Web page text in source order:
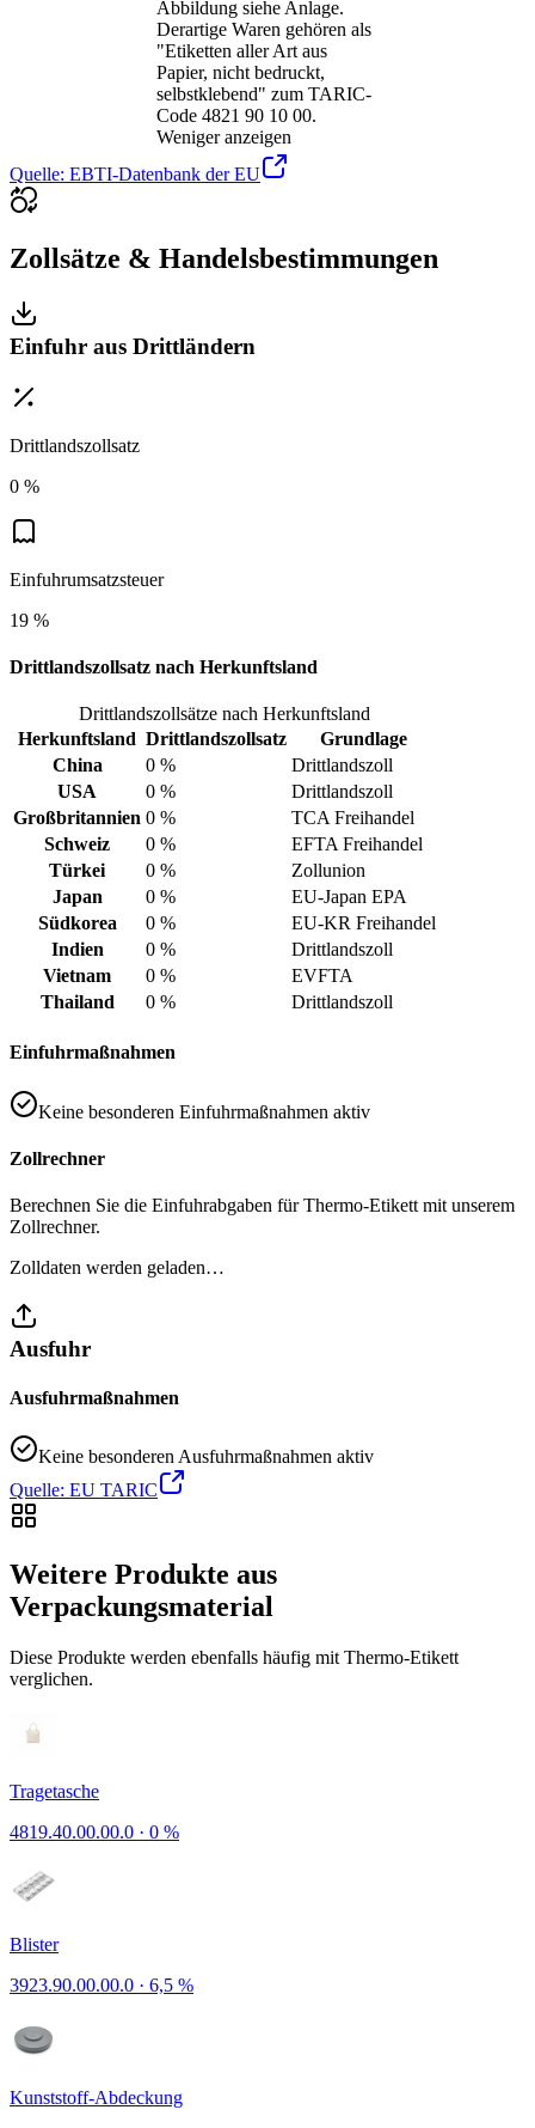
Abbildung siehe Anlage.
Derartige Waren gehören als
"Etiketten aller Art aus
Papier, nicht bedruckt,
selbstklebend" zum TARIC-
Code 4821 90 10 00.
Weniger anzeigen
Quelle: EBTI-Datenbank der EU
Zollsätze & Handelsbestimmungen
Einfuhr aus Drittländern
Drittlandszollsatz
0 %
Einfuhrumsatzsteuer
19 %
Drittlandszollsatz nach Herkunftsland
Drittlandszollsätze nach Herkunftsland
Herkunftsland Drittlandszollsatz
Grundlage
China
0 %
Drittlandszoll
USA
0 %
Drittlandszoll
Großbritannien 0 %
TCA Freihandel
Schweiz
0 %
EFTA Freihandel
Türkei
0 %
Zollunion
Japan
0 %
EU-Japan EPA
Südkorea
0 %
EU-KR Freihandel
Indien
0 %
Drittlandszoll
Vietnam
0 %
EVFTA
Thailand
0 % Drittlandszoll
Einfuhrmaßnahmen
Keine besonderen Einfuhrmaßnahmen aktiv
Zollrechner
Berechnen Sie die Einfuhrabgaben für Thermo-Etikett mit unserem
Zollrechner.
Zolldaten werden geladen…
Ausfuhr
Ausfuhrmaßnahmen
Keine besonderen Ausfuhrmaßnahmen aktiv
Quelle: EU TARIC
Weitere Produkte aus
Verpackungsmaterial
Diese Produkte werden ebenfalls häufig mit Thermo-Etikett
verglichen.
Tragetasche
4819.40.00.00.0 · 0 %
Blister
3923.90.00.00.0 · 6,5 %
Kunststoff-Abdeckung